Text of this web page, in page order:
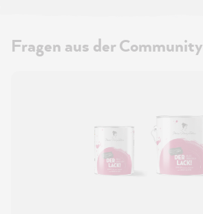
Fragen aus der Community